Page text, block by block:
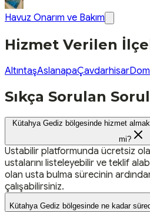
Havuz Onarım ve Bakım
Hizmet Verilen
AltıntaşAslanapaÇavdarhisar
Sıkça Sorulan
Kütahya Gediz bölgesinde hizmet
mi?
Ustabilir platformunda ücretsiz
ustalarını listeleyebilir ve teklif
olan usta bulma sürecinin
çalışabilirsiniz.
Kütahya Gediz bölgesinde ne kadar